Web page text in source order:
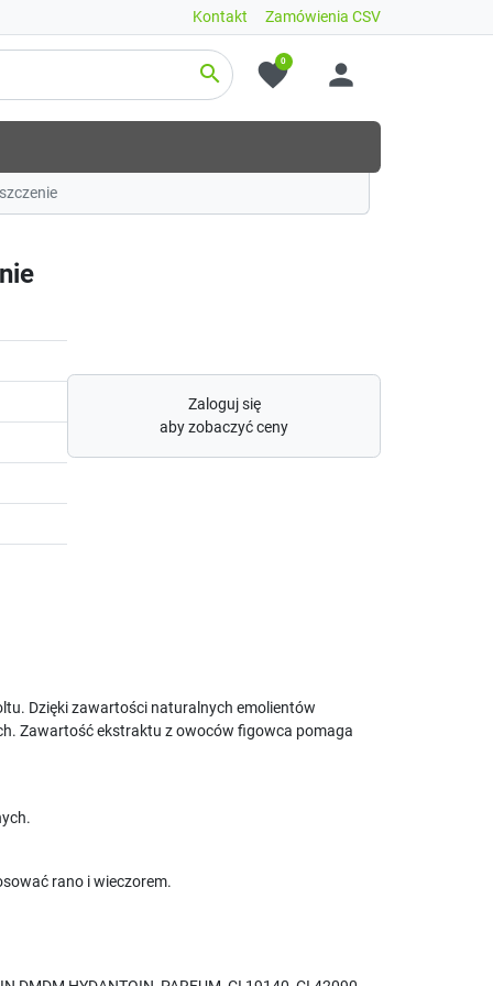
Zamówienia CSV
Kontakt
search favorite
0 person
Zaloguj się
aby zobaczyć ceny
Dzięki zawartości naturalnych emolientów
Zawartość ekstraktu z owoców figowca pomaga
rano i wieczorem.